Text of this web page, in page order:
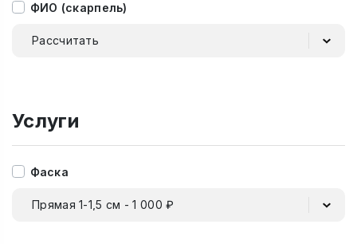
ФИО (скарпель)
Рассчитать
Услуги
Фаска
Прямая 1-1,5 см - 1 000 ₽